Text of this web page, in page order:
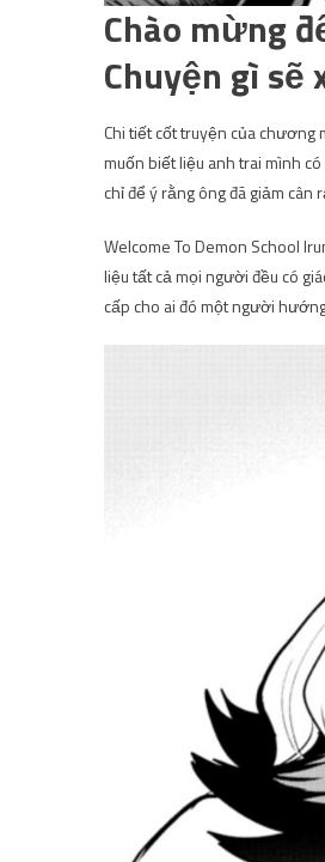
Chào mừng
Chuyện gì sẽ
Chi tiết cốt truyện của chương
muốn biết liệu anh trai mình
chỉ để ý rằng ông đã giảm
Welcome To Demon School
liệu tất cả mọi người đều có
cấp cho ai đó một người